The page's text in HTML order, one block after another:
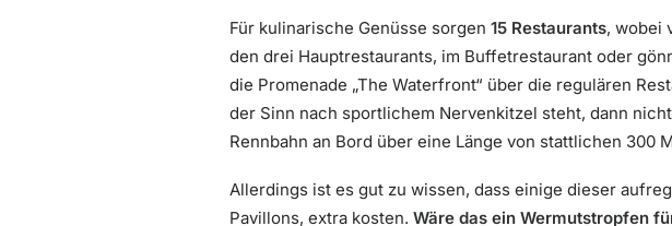
Für kulinarische Genüsse sorgen 15 Restaurants, wobei
den drei Hauptrestaurants, im Buffetrestaurant oder
die Promenade „The Waterfront“ über die regulären
der Sinn nach sportlichem Nervenkitzel steht, dann
Rennbahn an Bord über eine Länge von stattlichen 300
Allerdings ist es gut zu wissen, dass einige dieser
Pavillons, extra kosten. Wäre das ein Wermutstropfen